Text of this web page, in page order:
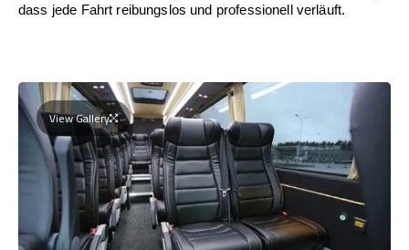
dass jede Fahrt reibungslos und professionell verläuft.
View Gallery